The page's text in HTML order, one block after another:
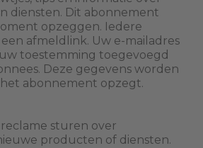
diensten. Dit abonnement
opzeggen. Iedere
afmeldlink. Uw e-mailadres
toestemming toegevoegd
Deze gegevens worden
abonnement opzegt.
sturen over
producten of diensten.